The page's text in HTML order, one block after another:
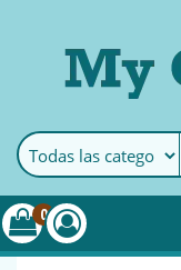
MyGoods
0